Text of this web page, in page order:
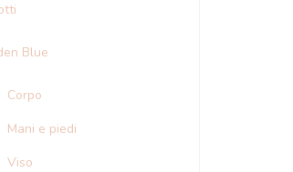
Blue
Corpo
Mani e piedi
Viso